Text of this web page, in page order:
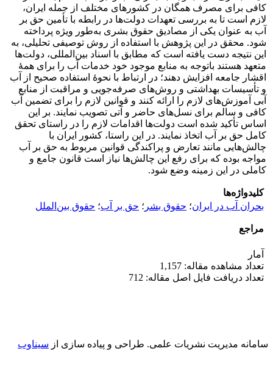
کافی برای مصرف همگان در کشورهای مختلف از جمله ایران،
لازم است تا به بررسی تعهدات دولت‌ها در رابطه با تأمین حق بر
آب به عنوان یکی از مصادیق حقوق بشری به‌طور ویژه پرداخته
شود. محقق در این پژوهش با استفاده از روش توصیفی تحلیلی، به
این نتیجه دست یافته است که مطابق با اسناد بین‌المللی، دولت‌ها
متعهد هستند باتوجه به منابع موجود خود خدمات آب را برای همۀ
اقشار جامعه افزایش دهند؛ در ارتباط با نحوۀ استفاده صحیح از آب
و تأسیسات بهداشتی و روش‌های صرفه‌جویی و مراقبت از منابع
آبی آموزش‌های لازم را ارائه کنند و قوانین لازم را برای تضمین آب
کافی و سالم برای نسل‌های حاضر و آتی تصویب نمایند. بر این
اساس تأکید شده است دولت‌ها اقدامات لازم را در راستای تحقق
کامل حق بر آب اتخاذ نمایند. در این راستا، کشور ایران با
چالش‌هایی مانند تعارض و پراکندگی قوانین مربوط به حق بر آب
مواجه بوده که برای رفع این چالش‌ها نیاز است قانون جامع و
کاملی در این زمینه وضع شود.
کلیدواژه‌ها
بحران آب در ایران؛ حقوق بشر ؛ حق بر آب؛ حقوق بین‌الملل
مراجع
آمار
تعداد مشاهده مقاله: 1,157
تعداد دریافت فایل اصل مقاله: 712
سامانه مدیریت نشریات علمی. طراحی و پیاده سازی از سیناوب